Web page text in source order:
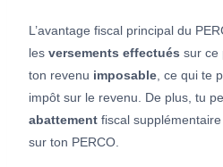
L’avantage fiscal principal du
les versements effectués sur ce
ton revenu imposable , ce qui te
impôt sur le revenu. De plus, tu
abattement fiscal
sur ton PERCO.